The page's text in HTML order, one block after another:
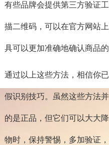
有些品牌会提供第三方验证
描二维码，可以在官方网站
具可以更加准确地确认商品的
通过以上这些方法，相信你
假识别技巧。虽然这些方法
的是正品，但它们可以大大
物时，保持警惕，多加验证